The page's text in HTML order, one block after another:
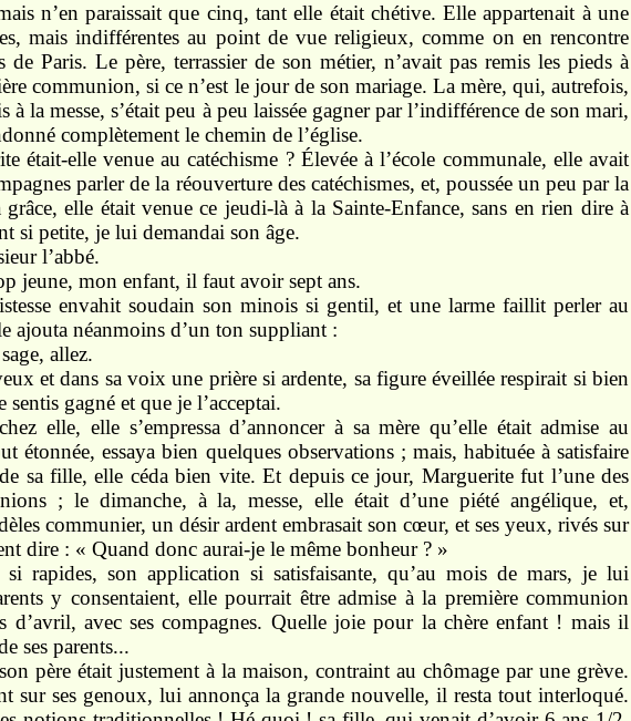
n’en paraissait que cinq, tant elle était chétive. Elle appartenait à une
mais indifférentes au point de vue religieux, comme on en rencontre
de Paris. Le père, terrassier de son métier, n’avait pas remis les pieds à
communion, si ce n’est le jour de son mariage. La mère, qui, autrefois,
à la messe, s’était peu à peu laissée gagner par l’indifférence de son mari,
complètement le chemin de l’église.
était-elle venue au catéchisme ? Élevée à l’école communale, elle avait
parler de la réouverture des catéchismes, et, poussée un peu par la
elle était venue ce jeudi-là à la Sainte-Enfance, sans en rien dire à
si petite, je lui demandai son âge.
l’abbé.
jeune, mon enfant, il faut avoir sept ans.
envahit soudain son minois si gentil, et une larme faillit perler au
ajouta néanmoins d’un ton suppliant :
allez.
et dans sa voix une prière si ardente, sa figure éveillée respirait si bien
gagné et que je l’acceptai.
elle, elle s’empressa d’annoncer à sa mère qu’elle était admise au
étonnée, essaya bien quelques observations ; mais, habituée à satisfaire
sa fille, elle céda bien vite. Et depuis ce jour, Marguerite fut l’une des
; le dimanche, à la, messe, elle était d’une piété angélique, et,
communier, un désir ardent embrasait son cœur, et ses yeux, rivés sur
dire : « Quand donc aurai-je le même bonheur ? »
si rapides, son application si satisfaisante, qu’au mois de mars, je lui
y consentaient, elle pourrait être admise à la première communion
avec ses compagnes. Quelle joie pour la chère enfant ! mais il
ses parents...
père était justement à la maison, contraint au chômage par une grève.
sur ses genoux, lui annonça la grande nouvelle, il resta tout interloqué.